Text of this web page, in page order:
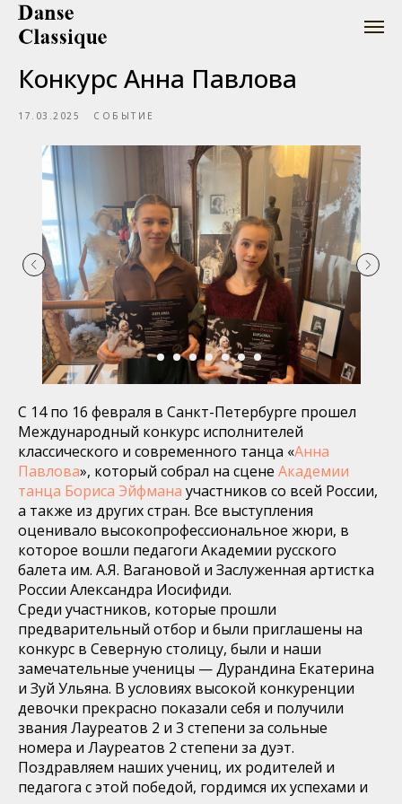
Конкурс Анна Павлова
17.03.2025 СОБЫТИЕ
С 14 по 16 февраля в Санкт-Петербурге прошел
Международный конкурс исполнителей
классического и современного танца «Анна
Павлова», который собрал на сцене Академии
танца Бориса Эйфмана участников со всей России,
а также из других стран. Все выступления
оценивало высокопрофессиональное жюри, в
которое вошли педагоги Академии русского
балета им. А.Я. Вагановой и Заслуженная артистка
России Александра Иосифиди.
Среди участников, которые прошли
предварительный отбор и были приглашены на
конкурс в Северную столицу, были и наши
замечательные ученицы — Дурандина Екатерина
и Зуй Ульяна. В условиях высокой конкуренции
девочки прекрасно показали себя и получили
звания Лауреатов 2 и 3 степени за сольные
номера и Лауреатов 2 степени за дуэт.
Поздравляем наших учениц, их родителей и
педагога с этой победой, гордимся их успехами и